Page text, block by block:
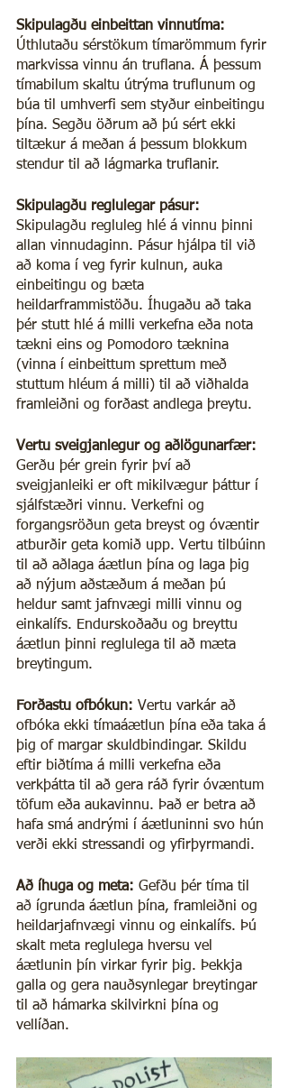
Skipulagðu einbeittan vinnutíma:
Úthlutaðu sérstökum tímarömmum fyrir
markvissa vinnu án truflana. Á þessum
tímabilum skaltu útrýma truflunum og
búa til umhverfi sem styður einbeitingu
þína. Segðu öðrum að þú sért ekki
tiltækur á meðan á þessum blokkum
stendur til að lágmarka truflanir.
Skipulagðu reglulegar pásur:
Skipulagðu regluleg hlé á vinnu þinni
allan vinnudaginn. Pásur hjálpa til við
að koma í veg fyrir kulnun, auka
einbeitingu og bæta
heildarframmistöðu. Íhugaðu að taka
þér stutt hlé á milli verkefna eða nota
tækni eins og Pomodoro tæknina
(vinna í einbeittum sprettum með
stuttum hléum á milli) til að viðhalda
framleiðni og forðast andlega þreytu.
Vertu sveigjanlegur og aðlögunarfær:
Gerðu þér grein fyrir því að
sveigjanleiki er oft mikilvægur þáttur í
sjálfstæðri vinnu. Verkefni og
forgangsröðun geta breyst og óvæntir
atburðir geta komið upp. Vertu tilbúinn
til að aðlaga áætlun þína og laga þig
að nýjum aðstæðum á meðan þú
heldur samt jafnvægi milli vinnu og
einkalífs. Endurskoðaðu og breyttu
áætlun þinni reglulega til að mæta
breytingum.
Forðastu ofbókun: Vertu varkár að
ofbóka ekki tímaáætlun þína eða taka á
þig of margar skuldbindingar. Skildu
eftir biðtíma á milli verkefna eða
verkþátta til að gera ráð fyrir óvæntum
töfum eða aukavinnu. Það er betra að
hafa smá andrými í áætluninni svo hún
verði ekki stressandi og yfirþyrmandi.
Að íhuga og meta: Gefðu þér tíma til
að ígrunda áætlun þína, framleiðni og
heildarjafnvægi vinnu og einkalífs. Þú
skalt meta reglulega hversu vel
áætlunin þín virkar fyrir þig. Þekkja
galla og gera nauðsynlegar breytingar
til að hámarka skilvirkni þína og
vellíðan.